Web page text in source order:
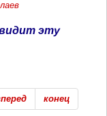
эту
конец